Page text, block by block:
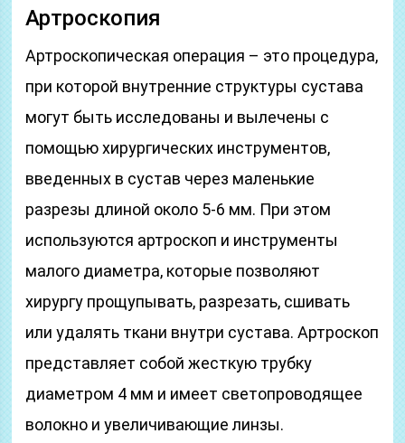
Артроскопия
Артроскопическая операция – это процедура,
при которой внутренние структуры сустава
могут быть исследованы и вылечены с
помощью хирургических инструментов,
введенных в сустав через маленькие
разрезы длиной около 5-6 мм. При этом
используются артроскоп и инструменты
малого диаметра, которые позволяют
хирургу прощупывать, разрезать, сшивать
или удалять ткани внутри сустава. Артроскоп
представляет собой жесткую трубку
диаметром 4 мм и имеет светопроводящее
волокно и увеличивающие линзы.